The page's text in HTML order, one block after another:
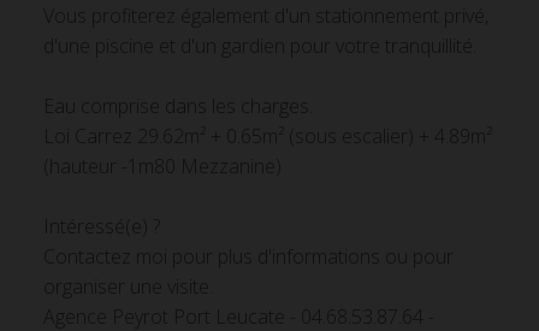
Vous profiterez également d'un stationnement privé,
d'une piscine et d'un gardien pour votre tranquillité.
Eau comprise dans les charges.
Loi Carrez 29.62m² + 0.65m² (sous escalier) + 4.89m²
(hauteur -1m80 Mezzanine)
Intéressé(e) ?
Contactez moi pour plus d'informations ou pour
organiser une visite.
Agence Peyrot Port Leucate - 04.68.53.87.64 -